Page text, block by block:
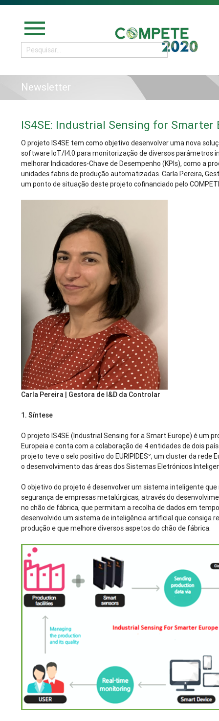
menu
Newsletter
IS4SE: Industrial Sensing for Smarter
O projeto IS4SE tem como objetivo desenvolver uma nova
software IoT/I4.0 para monitorização de diversos parâmetros
melhorar Indicadores-Chave de Desempenho (KPIs), como a
unidades fabris de produção automatizadas. Carla Pereira,
um ponto de situação deste projeto cofinanciado pelo
Carla Pereira | Gestora de I&D da Controlar
1. Síntese
O projeto IS4SE (Industrial Sensing for a Smart Europe) é um
Europeia e conta com a colaboração de 4 entidades de dois
projeto teve o selo positivo do EURIPIDES², um cluster da rede
o desenvolvimento das áreas dos Sistemas Eletrónicos
O objetivo do projeto é desenvolver um sistema inteligente
segurança de empresas metalúrgicas, através do
no chão de fábrica, que permitam a recolha de dados em
desenvolvido um sistema de inteligência artificial que consiga
produção e que melhore diversos aspetos do chão de fábrica.